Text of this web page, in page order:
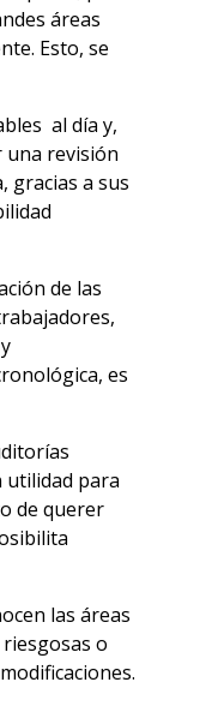
áreas
Esto, se
al día y,
una revisión
gracias a sus
de las
es
utilidad para
de querer
las áreas
o